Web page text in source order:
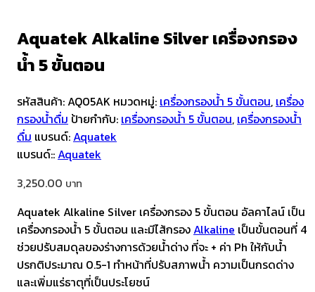
Aquatek Alkaline Silver เครื่องกรอง
น้ำ 5 ขั้นตอน
รหัสสินค้า:AQ05AK หมวดหมู่: เครื่องกรองน้ำ 5 ขั้นตอน, เครื่อง
กรองน้ำดื่ม ป้ายกำกับ: เครื่องกรองน้ำ 5 ขั้นตอน, เครื่องกรองน้ำ
ดื่ม แบรนด์:Aquatek
แบรนด์::Aquatek
3,250.00
Aquatek Alkaline Silver เครื่องกรอง 5 ขั้นตอน อัลคาไลน์ เป็น
เครื่องกรองน้ำ 5 ขั้นตอน และมีไส้กรองAlkaline เป็นขั้นตอนที่ 4
ช่วยปรับสมดุลของร่างการด้วยน้ำด่าง ที่จะ + ค่า Ph ให้กับน้ำ
ปรกติประมาณ 0.5-1 ทำหน้าที่ปรับสภาพน้ำ ความเป็นกรดด่าง
และเพิ่มแร่ธาตุที่เป็นประโยชน์